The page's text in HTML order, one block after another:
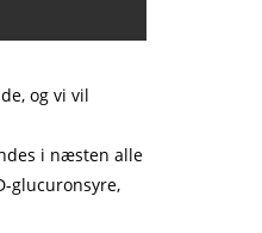
og vi vil
i næsten alle
glucuronsyre,